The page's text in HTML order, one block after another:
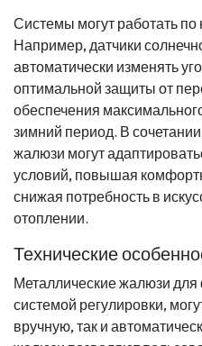
Системы могут работать
Например, датчики
автоматически изменять
оптимальной защиты от
обеспечения
зимний период. В
жалюзи могут
условий, повышая
снижая потребность в
отоплении.
Технические
Металлические жалюзи
системой регулировки,
вручную, так и